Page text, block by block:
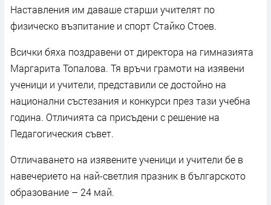
Наставления им даваше старши учителят по
физическо възпитание и спорт Стайко Стоев.
Всички бяха поздравени от директора на гимназията
Маргарита Топалова. Тя връчи грамоти на изявени
ученици и учители, представили се достойно на
национални състезания и конкурси през тази учебна
година. Отличията са присъдени с решение на
Педагогическия съвет.
Отличаването на изявените ученици и учители бе в
навечерието на най-светлия празник в българското
образование – 24 май.